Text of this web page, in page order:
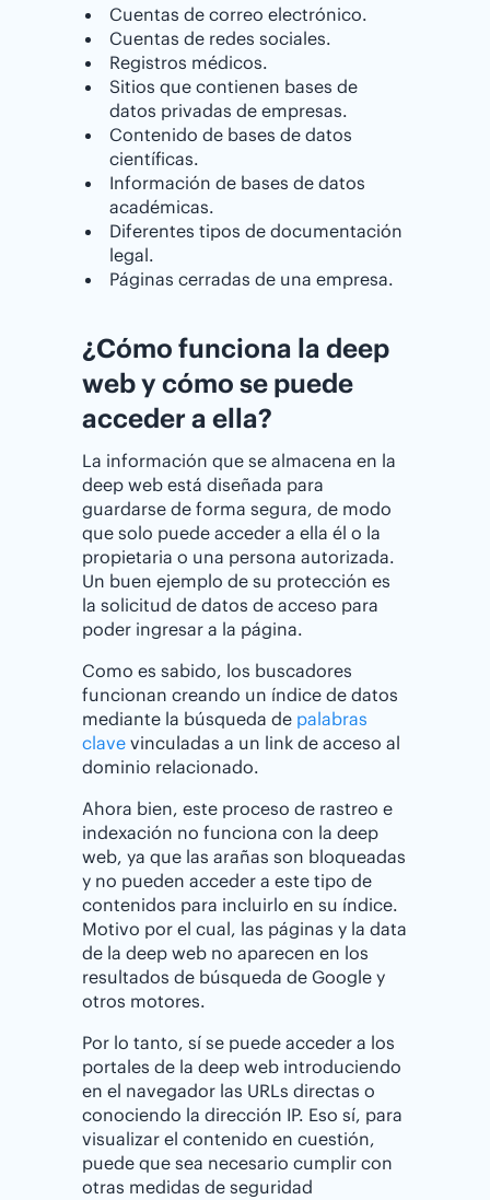
Cuentas de correo electrónico.
Cuentas de redes sociales.
Registros médicos.
Sitios que contienen bases de
datos privadas de empresas.
Contenido de bases de datos
científicas.
Información de bases de datos
académicas.
Diferentes tipos de documentación
legal.
Páginas cerradas de una empresa.
¿Cómo funciona la deep
web y cómo se puede
acceder a ella?
La información que se almacena en la
deep web está diseñada para
guardarse de forma segura, de modo
que solo puede acceder a ella él o la
propietaria o una persona autorizada.
Un buen ejemplo de su protección es
la solicitud de datos de acceso para
poder ingresar a la página.
Como es sabido, los buscadores
funcionan creando un índice de datos
mediante la búsqueda de palabras
clave vinculadas a un link de acceso al
dominio relacionado.
Ahora bien, este proceso de rastreo e
indexación no funciona con la deep
web, ya que las arañas son bloqueadas
y no pueden acceder a este tipo de
contenidos para incluirlo en su índice.
Motivo por el cual, las páginas y la data
de la deep web no aparecen en los
resultados de búsqueda de Google y
otros motores.
Por lo tanto, sí se puede acceder a los
portales de la deep web introduciendo
en el navegador las URLs directas o
conociendo la dirección IP. Eso sí, para
visualizar el contenido en cuestión,
puede que sea necesario cumplir con
otras medidas de seguridad